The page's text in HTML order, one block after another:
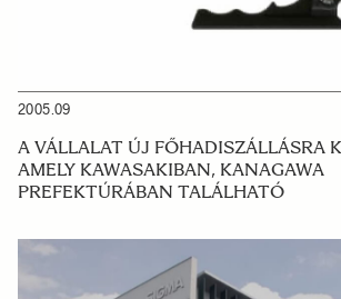
2005.09
A VÁLLALAT ÚJ FŐHADISZÁLLÁSRA
AMELY KAWASAKIBAN, KANAGAWA
PREFEKTÚRÁBAN TALÁLHATÓ